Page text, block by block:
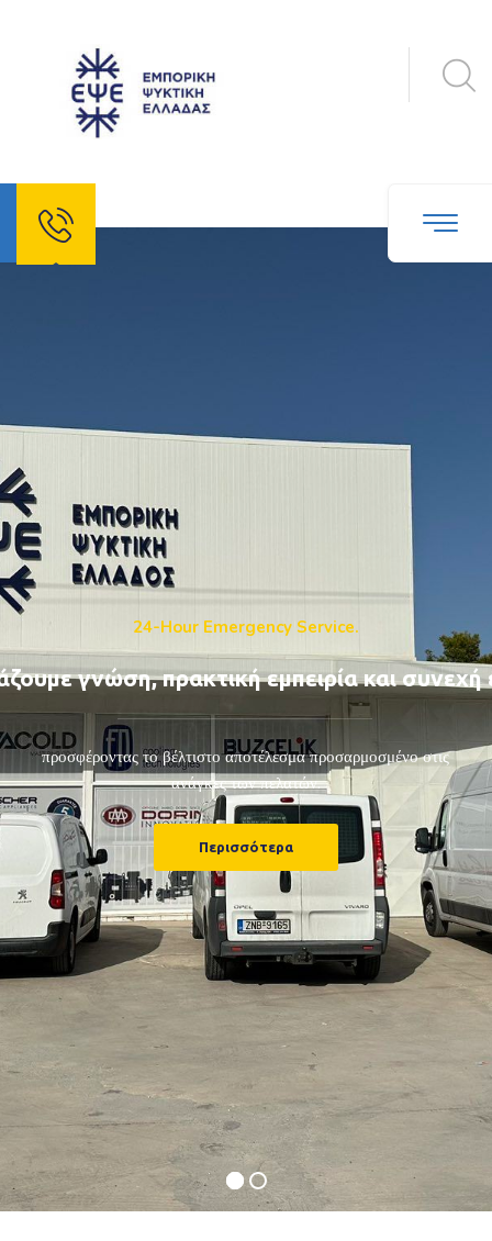
24-Hour Emergency Service.
γνώση, πρακτική εμπειρία και συνεχή
προσφέροντας το βέλτιστο αποτέλεσμα προσαρμοσμένο στις
ανάγκες των πελατών.
Περισσότερα